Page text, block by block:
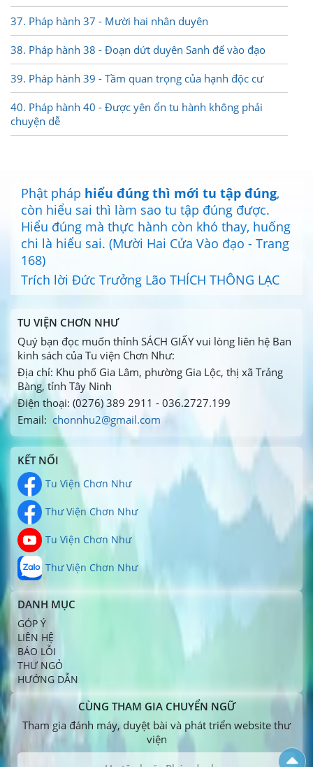
37. Pháp hành 37 - Mười hai nhân duyên
38. Pháp hành 38 - Đoạn dứt duyên Sanh để vào đạo
39. Pháp hành 39 - Tầm quan trọng của hạnh độc cư
40. Pháp hành 40 - Được yên ổn tu hành không phải
chuyện dễ
Phật pháp hiểu đúng thì mới tu tập đúng,
còn hiểu sai thì làm sao tu tập đúng được.
Hiểu đúng mà thực hành còn khó thay, huống
chi là hiểu sai. (Mười Hai Cửa Vào đạo - Trang
168)
Trích lời Đức Trưởng Lão THÍCH THÔNG LẠC
TU VIỆN CHƠN NHƯ
Quý bạn đọc muốn thỉnh SÁCH GIẤY vui lòng liên hệ Ban
kinh sách của Tu viện Chơn Như:
Địa chỉ: Khu phố Gia Lâm, phường Gia Lộc, thị xã Trảng
Bàng, tỉnh Tây Ninh
Điện thoại: (0276) 389 2911 - 036.2727.199
Email: chonnhu2@gmail.com
KẾT NỐI
Tu Viện Chơn Như
Thư Viện Chơn Như
Tu Viện Chơn Như
Thư Viện Chơn Như
DANH MỤC
GÓP Ý
LIÊN HỆ
BÁO LỖI
THƯ NGỎ
HƯỚNG DẪN
CÙNG THAM GIA CHUYỂN NGỮ
Tham gia đánh máy, duyệt bài và phát triển website thư
viện